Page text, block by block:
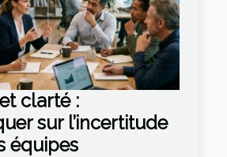
clarté :
sur l’incertitude
équipes